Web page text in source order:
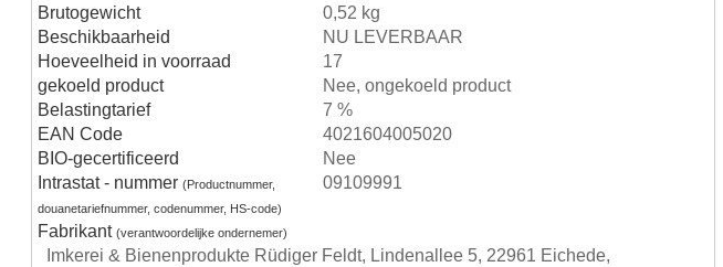
Brutogewicht
0,52 kg
Beschikbaarheid
NU LEVERBAAR
Hoeveelheid in voorraad
17
gekoeld product
Nee, ongekoeld product
Belastingtarief
7 %
EAN Code
4021604005020
BIO-gecertificeerd
Nee
Intrastat - nummer(Productnummer,
douanetariefnummer, codenummer, HS-code)
09109991
Fabrikant(verantwoordelijke ondernemer)
Imkerei & Bienenprodukte Rüdiger Feldt, Lindenallee 5, 22961 Eichede,